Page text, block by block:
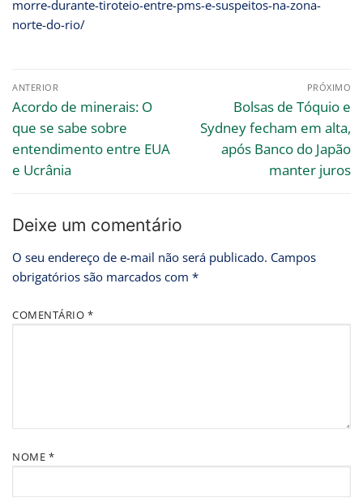
morre-durante-tiroteio-entre-pms-e-suspeitos-na-zona-
norte-do-rio/
ANTERIOR
Acordo de minerais: O
que se sabe sobre
entendimento entre EUA
e Ucrânia
PRÓXIMO
Bolsas de Tóquio e
Sydney fecham em alta,
após Banco do Japão
manter juros
Deixe um comentário
O seu endereço de e-mail não será publicado. Campos
obrigatórios são marcados com *
COMENTÁRIO *
NOME *